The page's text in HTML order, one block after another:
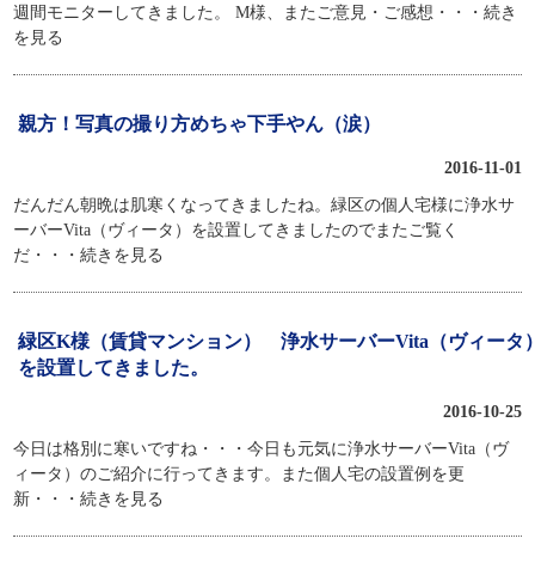
週間モニターしてきました。 M様、またご意見・ご感想 ・・・続き
を見る
親方！写真の撮り方めちゃ下手やん（涙）
2016-11-01
だんだん朝晩は肌寒くなってきましたね。緑区の個人宅様に浄水サ
ーバーVita（ヴィータ）を設置してきましたのでまたご覧く
だ ・・・続きを見る
緑区K様（賃貸マンション） 浄水サーバーVita（ヴィータ
を設置してきました。
2016-10-25
今日は格別に寒いですね・・・今日も元気に浄水サーバーVita（ヴ
ィータ）のご紹介に行ってきます。また個人宅の設置例を更
新 ・・・続きを見る